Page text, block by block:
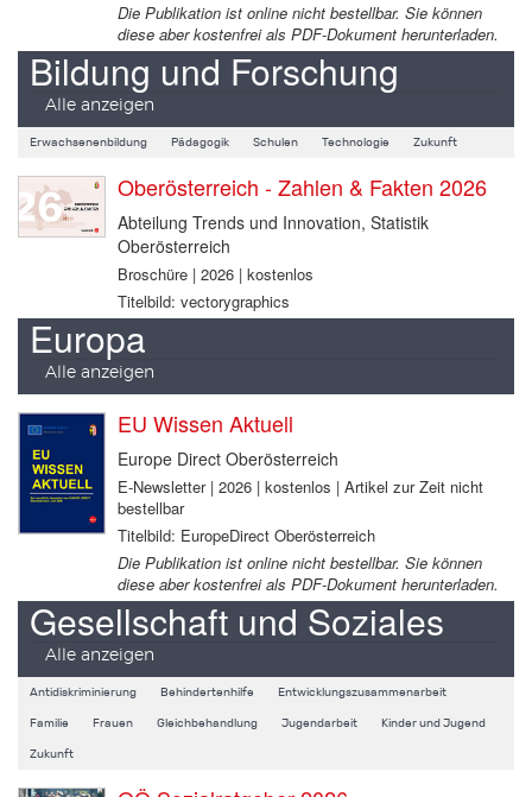
Die Publikation ist online nicht bestellbar. Sie können
diese aber kostenfrei als PDF-Dokument herunterladen.
Bildung und Forschung
Alle anzeigen
Erwachsenenbildung Pädagogik Schulen Technologie Zukunft
Oberösterreich - Zahlen & Fakten 2026
Abteilung Trends und Innovation, Statistik
Oberösterreich
Broschüre | 2026 | kostenlos
Titelbild: vectorygraphics
Europa
Alle anzeigen
EU Wissen Aktuell
Europe Direct Oberösterreich
E-Newsletter | 2026 | kostenlos | Artikel zur Zeit nicht
bestellbar
Titelbild: EuropeDirect Oberösterreich
Die Publikation ist online nicht bestellbar. Sie können
diese aber kostenfrei als PDF-Dokument herunterladen.
Gesellschaft und Soziales
Alle anzeigen
Antidiskriminierung Behindertenhilfe Entwicklungszusammenarbeit
Familie Frauen Gleichbehandlung Jugendarbeit Kinder und Jugend
Zukunft